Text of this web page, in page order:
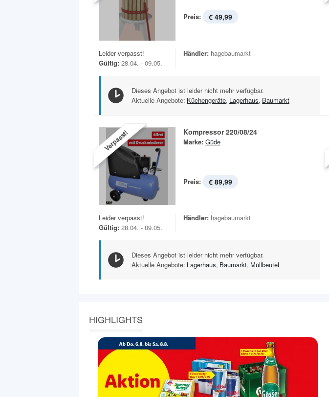
Preis: € 49,99
Leider verpasst!
Gültig: 28.04. - 09.05.
Händler: hagebaumarkt
Dieses Angebot ist leider nicht mehr verfügbar.
Aktuelle Angebote: Küchengeräte, Lagerhaus, Baumarkt
Verpasst! Kompressor 220/08/24
Marke: Güde
Preis: € 89,99
Leider verpasst!
Gültig: 28.04. - 09.05.
Händler: hagebaumarkt
Dieses Angebot ist leider nicht mehr verfügbar.
Aktuelle Angebote: Lagerhaus, Baumarkt, Müllbeutel
HIGHLIGHTS